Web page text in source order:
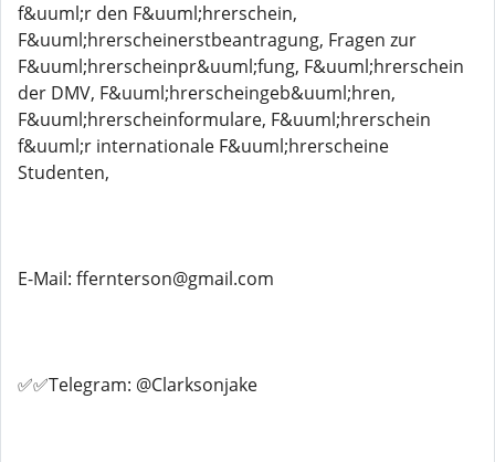
f&uuml;r den F&uuml;hrerschein,
F&uuml;hrerscheinerstbeantragung, Fragen zur
F&uuml;hrerscheinpr&uuml;fung, F&uuml;hrerschein
der DMV, F&uuml;hrerscheingeb&uuml;hren,
F&uuml;hrerscheinformulare, F&uuml;hrerschein
f&uuml;r internationale F&uuml;hrerscheine
Studenten,
E-Mail: ffernterson@gmail.com
✅✅Telegram: @Clarksonjake